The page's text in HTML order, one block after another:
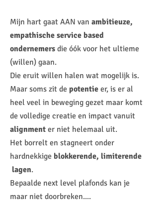
Mijn hart gaat AAN van ambitieuze,
empathische service based
ondernemers die óók voor het ultieme
(willen) gaan.
Die eruit willen halen wat mogelijk is.
Maar soms zit de potentie er, is er al
heel veel in beweging gezet maar komt
de volledige creatie en impact vanuit
alignment er niet helemaal uit.
Het borrelt en stagneert onder
hardnekkige blokkerende, limiterende
lagen.
Bepaalde next level plafonds kan je
maar niet doorbreken....